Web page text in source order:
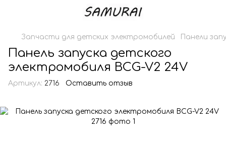
Запчасти для детских электромобилей Панели
Панель запуска детского
электромобиля BCG-V2 24V
Артикул: 2716 Оставить отзыв